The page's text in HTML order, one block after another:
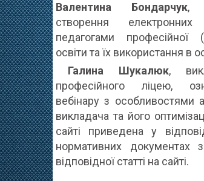
Валентина Бондарчук,
створення
педагогами професійної
освіти та їх використання в
Галина Шукалюк,
професійного ліцею,
вебінару з особливостями
викладача та його
сайті приведена у
нормативних документах
відповідної статті на сайті.